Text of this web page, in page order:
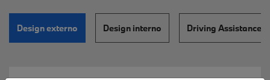
Design externo Design interno Driving Assistance